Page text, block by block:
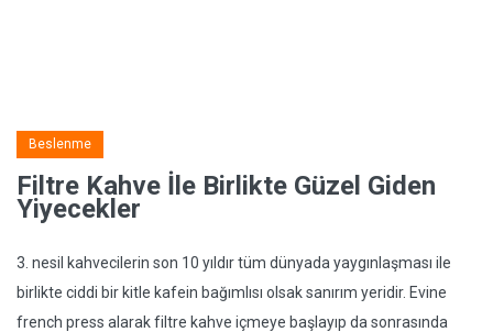
Beslenme
Filtre Kahve İle Birlikte Güzel Giden
Yiyecekler
3. nesil kahvecilerin son 10 yıldır tüm dünyada yaygınlaşması ile
birlikte ciddi bir kitle kafein bağımlısı olsak sanırım yeridir. Evine
french press alarak filtre kahve içmeye başlayıp da sonrasında